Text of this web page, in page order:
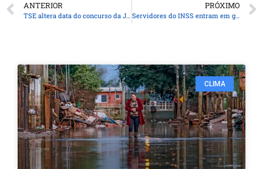
ANTERIOR
TSE altera data do concurso da Justiça Eleitoral para 8 de dezembro
PRÓXIMO
Servidores do INSS entram em greve por tempo indeterminado
CLIMA